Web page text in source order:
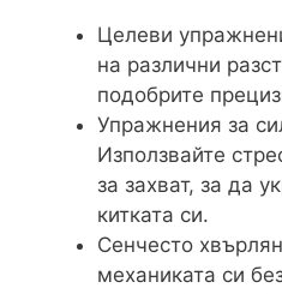
Целеви
на различни
подобрите
Упражнения за
Използвайте
за захват, за да
китката си.
Сенчесто
механиката си